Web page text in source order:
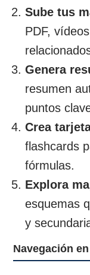
Sube tus
PDF,
Genera
resumen
puntos
Crea
flashcards
fórmulas.
Explora
esquemas
y
Navegación